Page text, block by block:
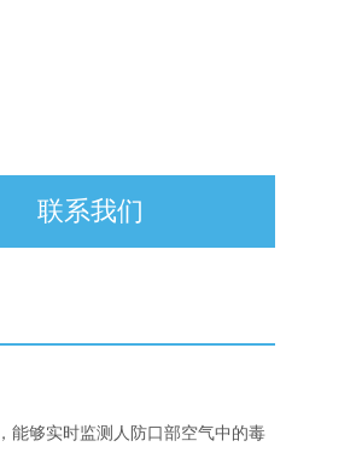
联系我们
能够实时监测人防口部空气中的毒